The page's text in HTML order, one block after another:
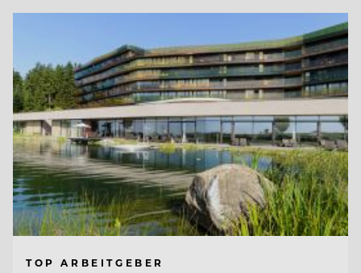
TOP ARBEITGEBER